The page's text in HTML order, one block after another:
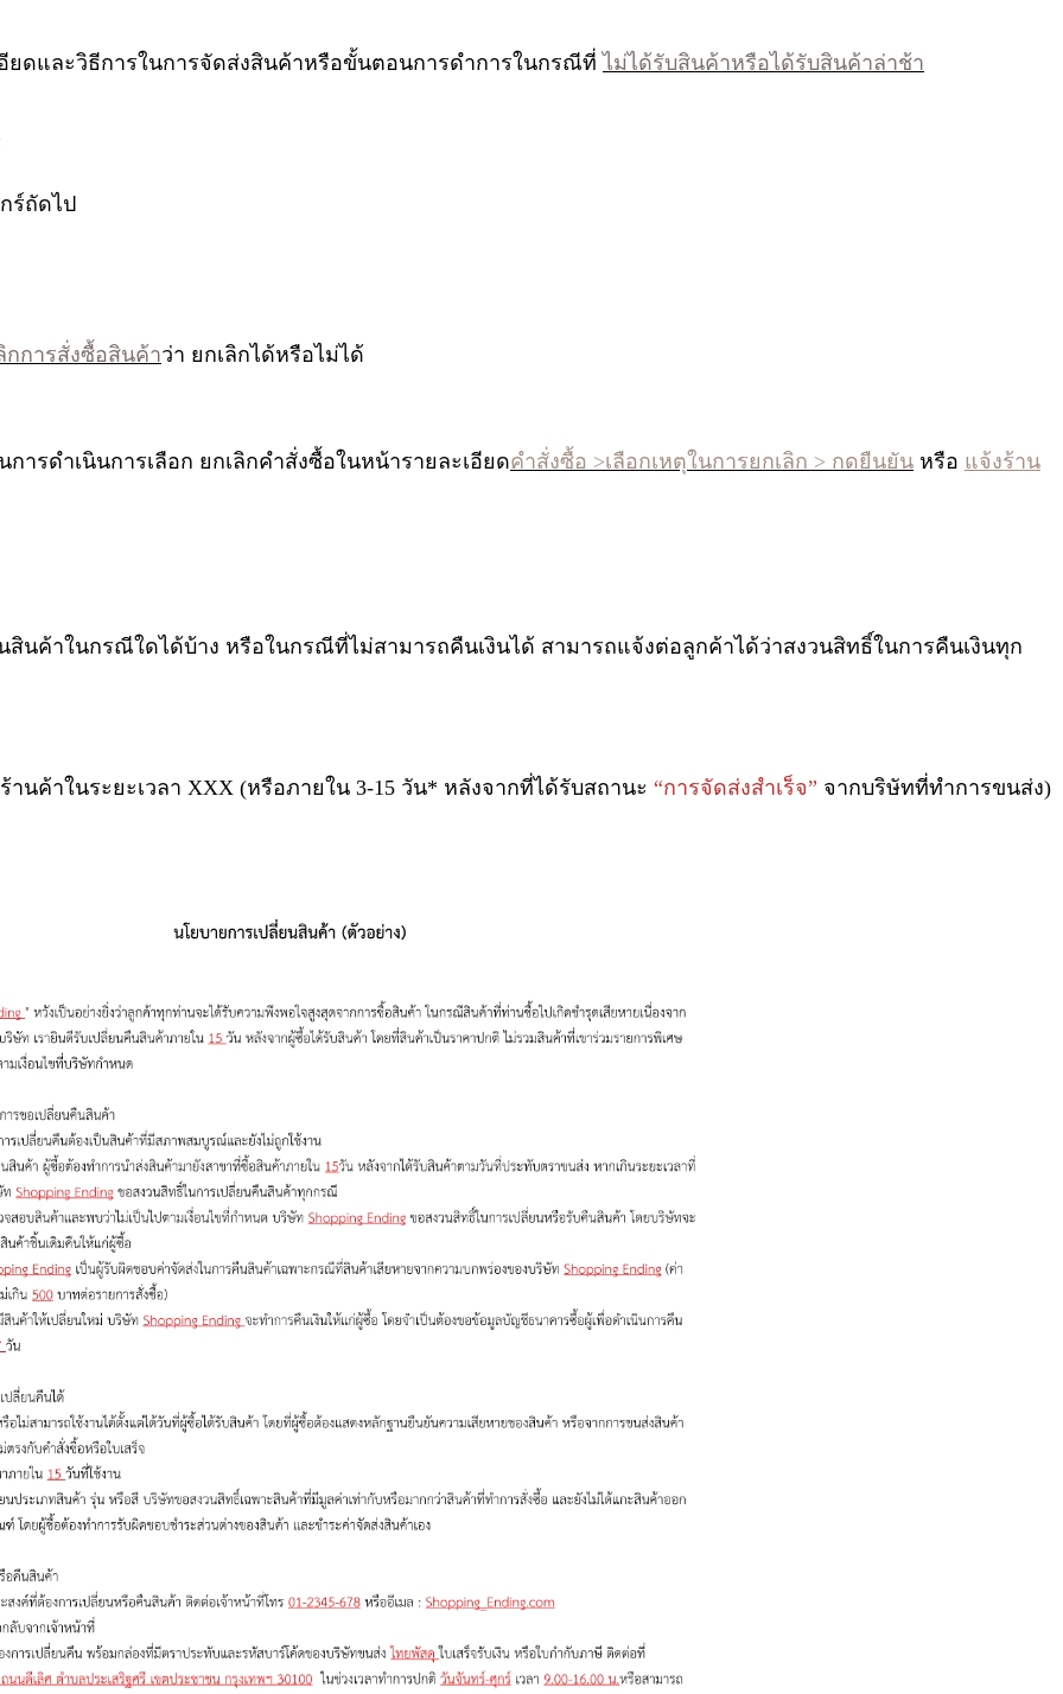
ยดและวิธีการในการจัดส่งสินค้าหรือขั้นตอนการดำการในกรณีที่ไม่ได้รับสินค้าหรือได้รับสินค้าล่าช้า
ร์ถัดไป
กการสั่งซื้อสินค้าว่า ยกเลิกได้หรือไม่ได้
รดำเนินการเลือก ยกเลิกคำสั่งซื้อในหน้ารายละเอียดคำสั่งซื้อ >เลือกเหตุในการยกเลิก > กดยืนยัน หรือ แจ้งร้าน
สินค้าในกรณีใดได้บ้าง หรือในกรณีที่ไม่สามารถคืนเงินได้ สามารถแจ้งต่อลูกค้าได้ว่าสงวนสิทธิ์ในการคืนเงินทุก
นค้าในระยะเวลา XXX (หรือภายใน 3-15 วัน* หลังจากที่ได้รับสถานะ “การจัดส่งสำเร็จ” จากบริษัทที่ทำการขนส่ง)